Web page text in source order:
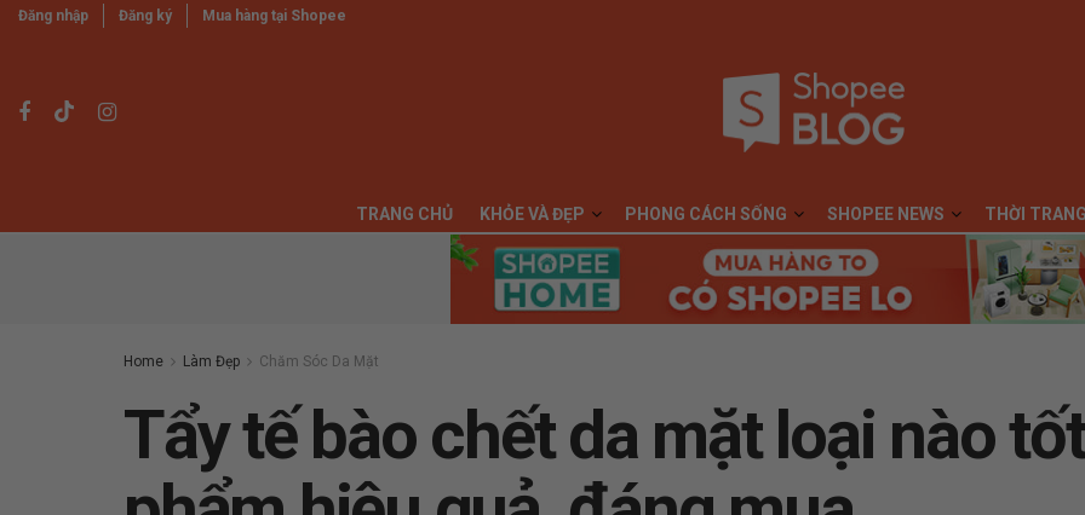
Đăng nhập Đăng ký Mua hàng tại Shopee
TRANG CHỦ KHỎE VÀ ĐẸP PHONG CÁCH SỐNG SHOPEE NEWS THỜI
Home Làm Đẹp Chăm Sóc Da Mặt
Tẩy tế bào chết da mặt loại nào